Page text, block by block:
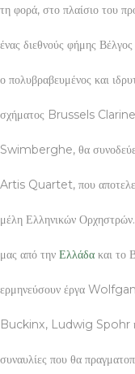
τη φορά, στο πλαίσιο του
ένας διεθνούς φήμης Βέλγος
ο πολυβραβευμένος και
σχήματος Brussels
Swimberghe, θα
Artis Quartet, που
μέλη Ελληνικών
μας από την Ελλάδα και το
ερμηνεύσουν έργα
Buckinx, Ludwig Spohr
συναυλίες που θα